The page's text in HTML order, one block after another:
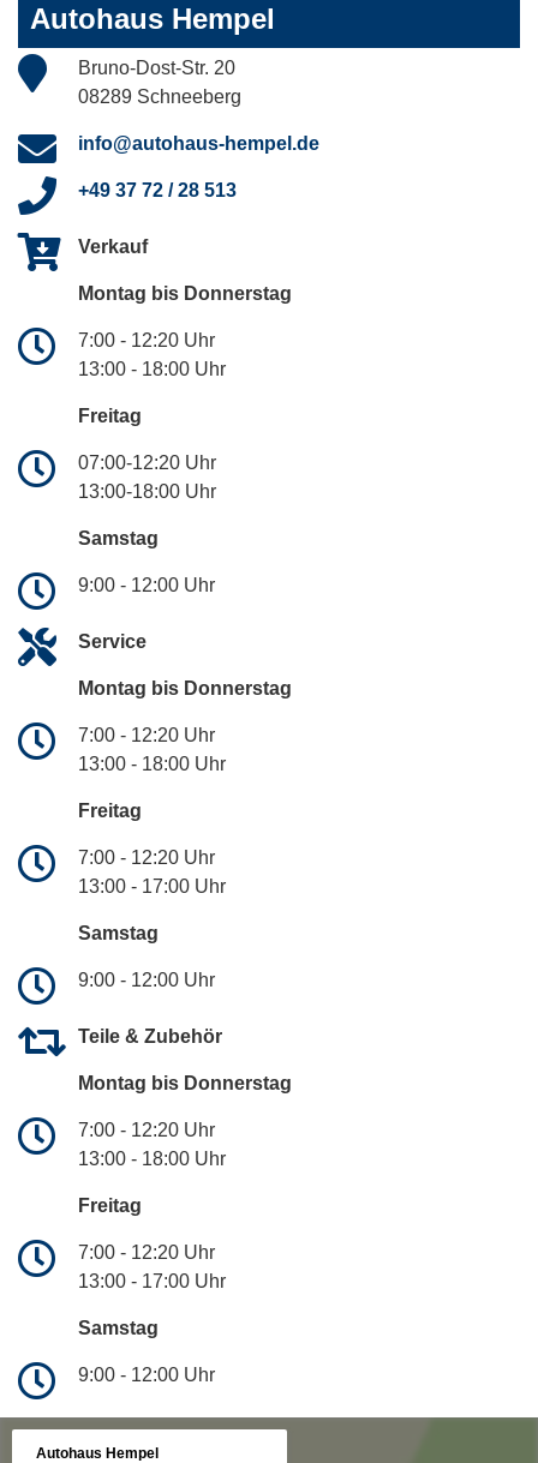
Autohaus Hempel
Bruno-Dost-Str. 20
08289 Schneeberg
info@autohaus-hempel.de
+49 37 72 / 28 513
Verkauf
Montag bis Donnerstag
7:00 - 12:20 Uhr
13:00 - 18:00 Uhr
Freitag
07:00-12:20 Uhr
13:00-18:00 Uhr
Samstag
9:00 - 12:00 Uhr
Service
Montag bis Donnerstag
7:00 - 12:20 Uhr
13:00 - 18:00 Uhr
Freitag
7:00 - 12:20 Uhr
13:00 - 17:00 Uhr
Samstag
9:00 - 12:00 Uhr
Teile & Zubehör
Montag bis Donnerstag
7:00 - 12:20 Uhr
13:00 - 18:00 Uhr
Freitag
7:00 - 12:20 Uhr
13:00 - 17:00 Uhr
Samstag
9:00 - 12:00 Uhr
Autohaus Hempel